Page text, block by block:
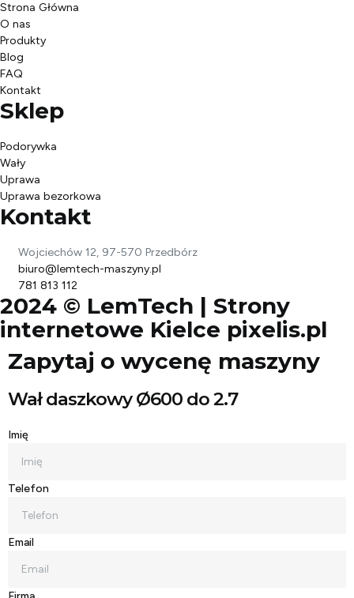
Strona Główna
O nas
Produkty
Blog
FAQ
Kontakt
Sklep
Podorywka
Wały
Uprawa
Uprawa bezorkowa
Kontakt
Wojciechów 12, 97-570 Przedbórz
biuro@lemtech-maszyny.pl
781 813 112
2024 © LemTech | Strony
internetowe Kielce pixelis.pl
Zapytaj o wycenę maszyny
Wał daszkowy Ø600 do 2.7
Imię
Telefon
Email